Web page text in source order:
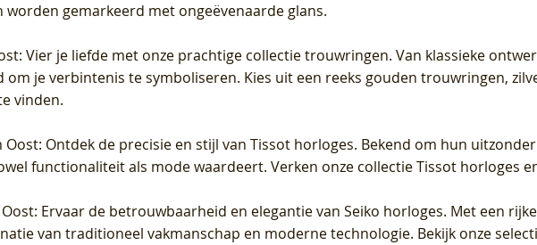
gemarkeerd met ongeëvenaarde glans.
: Vier je liefde met onze prachtige collectie trouwringen. Van klassieke
om je verbintenis te symboliseren. Kies uit een reeks gouden trouwringen,
vinden.
Oost: Ontdek de precisie en stijl van Tissot horloges. Bekend om hun
functionaliteit als mode waardeert. Verken onze collectie Tissot horloges
: Ervaar de betrouwbaarheid en elegantie van Seiko horloges. Met een
van traditioneel vakmanschap en moderne technologie. Bekijk onze